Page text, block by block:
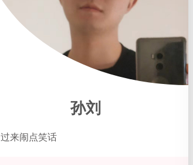
孙刘
过来闹点笑话